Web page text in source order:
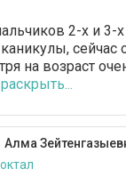
2-х и 3-х
сейчас
на возраст
раскрыть...
Алма